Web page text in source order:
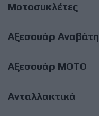
Μοτοσυκλέτες
Αξεσουάρ Αναβάτη
Αξεσουάρ ΜΟΤΟ
Ανταλλακτικά